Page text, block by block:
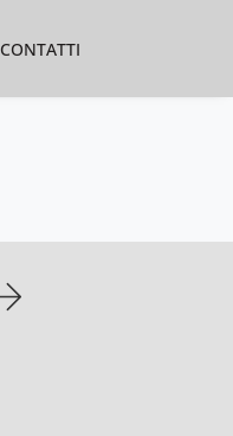
CONTATTI